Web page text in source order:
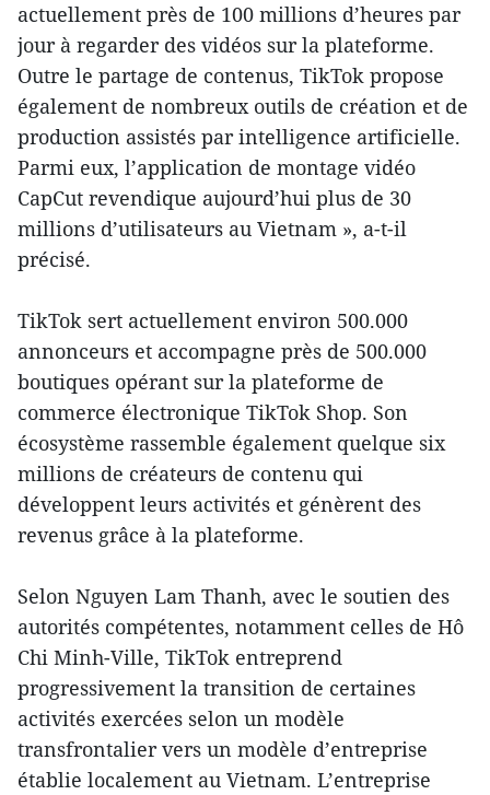
actuellement près de 100 millions d’heures par
jour à regarder des vidéos sur la plateforme.
Outre le partage de contenus, TikTok propose
également de nombreux outils de création et de
production assistés par intelligence artificielle.
Parmi eux, l’application de montage vidéo
CapCut revendique aujourd’hui plus de 30
millions d’utilisateurs au Vietnam », a-t-il
précisé.
TikTok sert actuellement environ 500.000
annonceurs et accompagne près de 500.000
boutiques opérant sur la plateforme de
commerce électronique TikTok Shop. Son
écosystème rassemble également quelque six
millions de créateurs de contenu qui
développent leurs activités et génèrent des
revenus grâce à la plateforme.
Selon Nguyen Lam Thanh, avec le soutien des
autorités compétentes, notamment celles de Hô
Chi Minh-Ville, TikTok entreprend
progressivement la transition de certaines
activités exercées selon un modèle
transfrontalier vers un modèle d’entreprise
établie localement au Vietnam. L’entreprise